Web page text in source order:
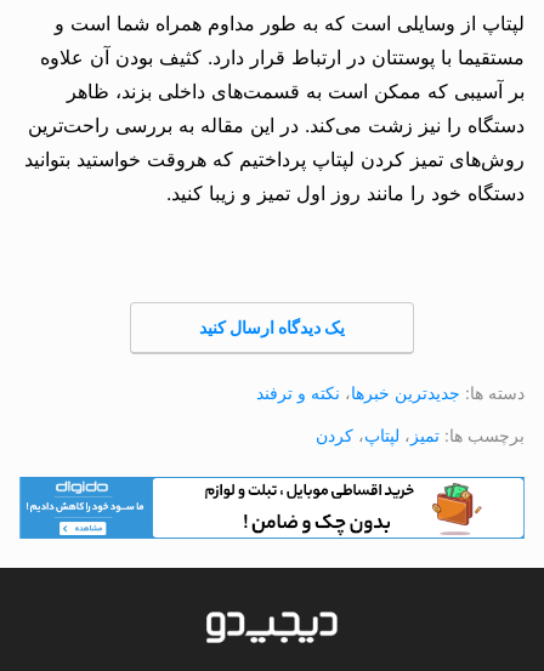
لپتاپ از وسایلی است که به طور مداوم همراه شما است و
مستقیما با پوستتان در ارتباط قرار دارد. کثیف بودن آن علاوه
بر آسیبی که ممکن است به قسمت‌های داخلی بزند، ظاهر
دستگاه را نیز زشت می‌کند. در این مقاله به بررسی راحت‌ترین
روش‌های تمیز کردن لپتاپ پرداختیم که هروقت خواستید بتوانید
دستگاه خود را مانند روز اول تمیز و زیبا کنید.
یک دیدگاه ارسال کنید
دسته ها: جدیدترین خبرها، نکته و ترفند
برچسب ها: تمیز ، لپتاپ، کردن